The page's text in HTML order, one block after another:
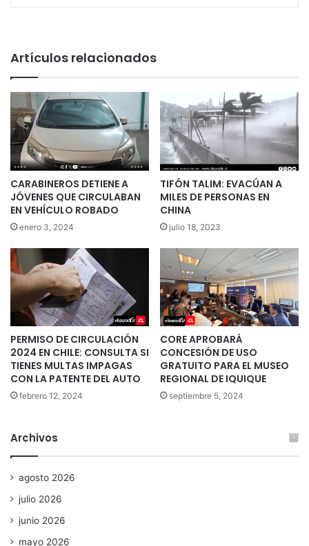
Artículos relacionados
CARABINEROS DETIENE A
JÓVENES QUE CIRCULABAN
EN VEHÍCULO ROBADO
enero 3, 2024
TIFÓN TALIM: EVACÚAN A
MILES DE PERSONAS EN
CHINA
julio 18, 2023
PERMISO DE CIRCULACIÓN
2024 EN CHILE: CONSULTA SI
TIENES MULTAS IMPAGAS
CON LA PATENTE DEL AUTO
febrero 12, 2024
CORE APROBARÁ
CONCESIÓN DE USO
GRATUITO PARA EL MUSEO
REGIONAL DE IQUIQUE
septiembre 5, 2024
Archivos
agosto 2026
julio 2026
junio 2026
mayo 2026